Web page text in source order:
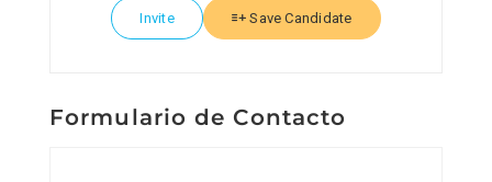
Invite Save Candidate
Formulario de Contacto